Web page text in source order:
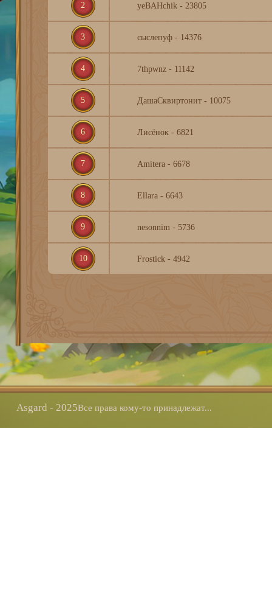
2 yeBAHchik - 23805
3 сыслепуф - 14376
4 7thpwnz - 11142
5 ДашаСквиртонит - 10075
6 Лисёнок - 6821
7 Amitera - 6678
8 Ellara - 6643
9 nesonnim - 5736
10 Frostick - 4942
Asgard - 2025Все права кому-то принадлежат...